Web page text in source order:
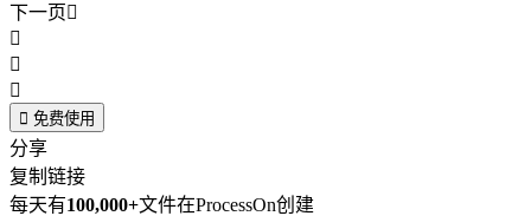
下一页



 免费使用
分享
复制链接
每天有100,000+文件在ProcessOn创建